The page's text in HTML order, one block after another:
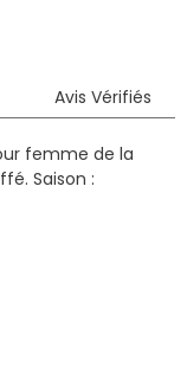
Avis Vérifiés
femme de la
Saison :